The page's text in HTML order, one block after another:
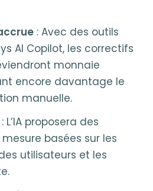
: Avec des outils
AI Copilot, les correctifs
monnaie
encore davantage le
manuelle.
: L’IA proposera des
basées sur les
utilisateurs et les